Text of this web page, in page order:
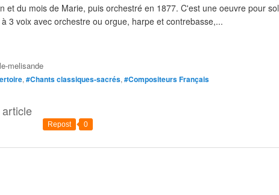
et du mois de Marie, puis orchestré en 1877. C'est une oeuvre pour
3 voix avec orchestre ou orgue, harpe et contrebasse,...
melisande
, #Chants classiques-sacrés, #Compositeurs Français
Repost 0